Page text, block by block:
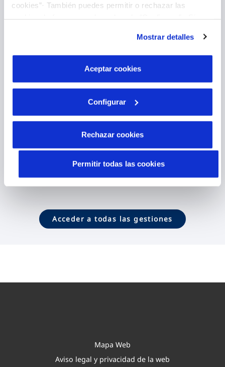
cookies”· También puedes permitir o rechazar las
instalación de todas las cookies salvo las necesarias que
son indispensables para que el sitio web funcione y que
por tanto no se pueden desactivar. Puedes consultar
Mostrar detalles
Aceptar cookies
Configurar
Rechazar cookies
Permitir todas las cookies
Contactar
Acceder a todas las gestiones
Mapa Web
Aviso legal y privacidad de la web